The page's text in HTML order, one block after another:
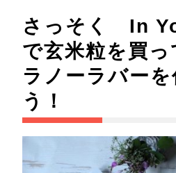
さっそく In
で玄米粒を買
ラノーラバーを
う！